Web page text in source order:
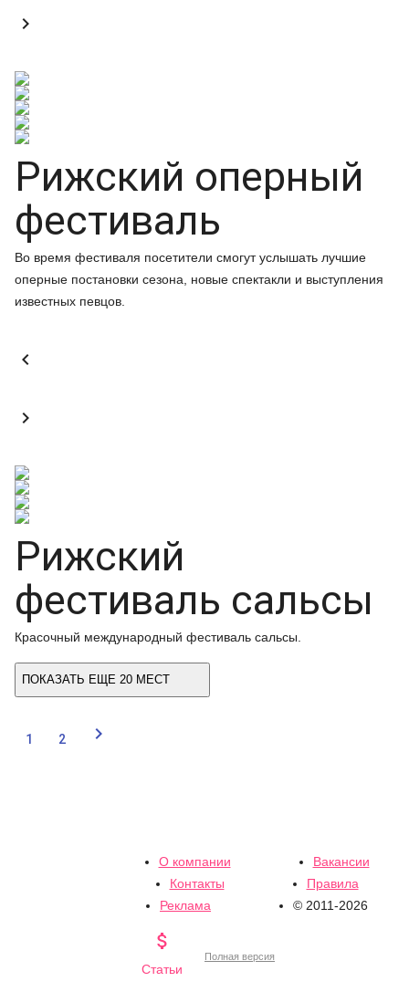

Рижский оперный
фестиваль
Во время фестиваля посетители смогут услышать лучшие
оперные постановки сезона, новые спектакли и выступления
известных певцов.


Рижский
фестиваль сальсы
Красочный международный фестиваль сальсы.
ПОКАЗАТЬ ЕЩЕ 20 МЕСТ
1 2 
О компании
Вакансии
Контакты
Правила
Реклама
© 2011-2026

Статьи
Полная версия